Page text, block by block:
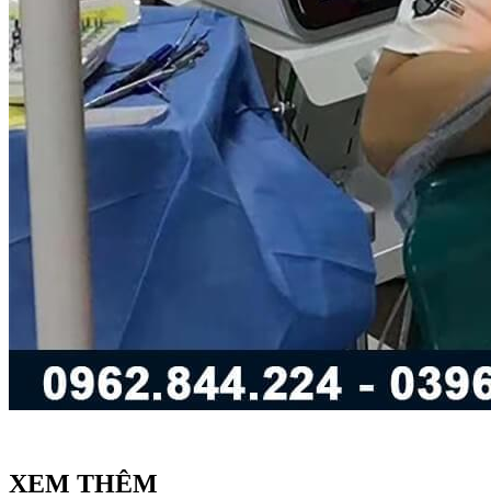
XEM THÊM